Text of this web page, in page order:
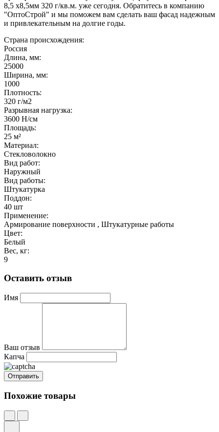
8,5 х8,5мм 320 г/кв.м. уже сегодня. Обратитесь в компанию
"ОптоСтрой" и мы поможем вам сделать ваш фасад надежным
и привлекательным на долгие годы.
Страна происхождения:
Россия
Длина, мм:
25000
Ширина, мм:
1000
Плотность:
320 г/м2
Разрывная нагрузка:
3600 Н/см
Площадь:
25 м²
Материал:
Стекловолокно
Вид работ:
Наружный
Вид работы:
Штукатурка
Поддон:
40 шт
Применение:
Армирование поверхности , Штукатурные работы
Цвет:
Белый
Вес, кг:
9
Оставить отзыв
Имя
Ваш отзыв
Капча
Похожие товары